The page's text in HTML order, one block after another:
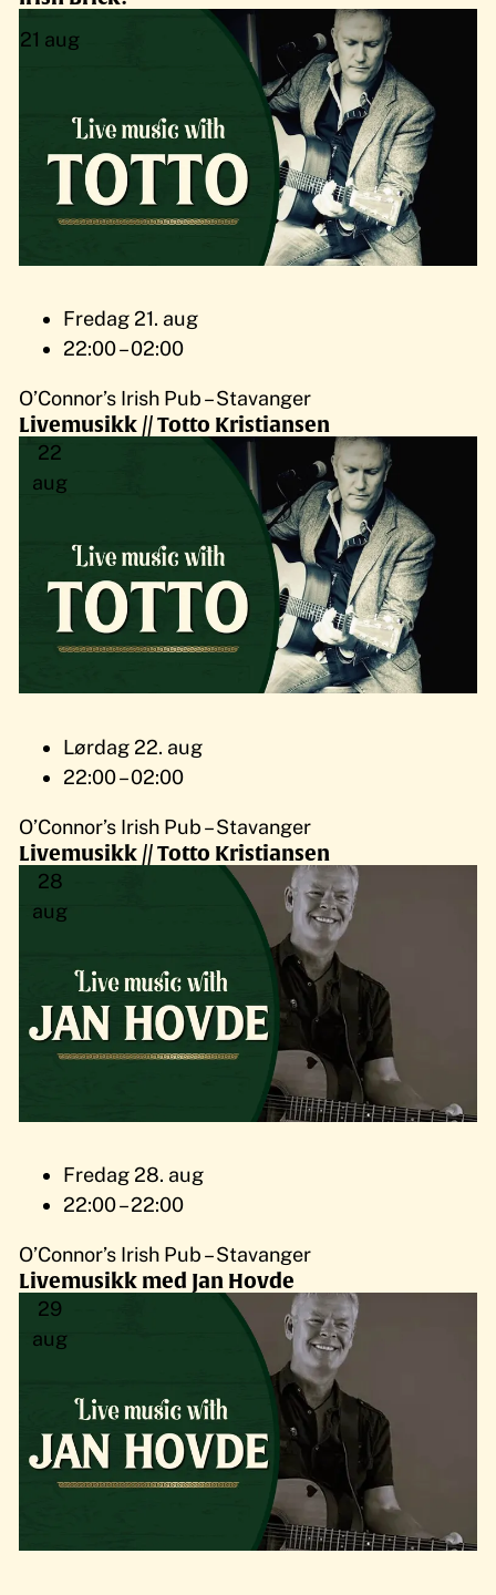
21 aug
Fredag 21. aug
22:00 – 02:00
O’Connor’s Irish Pub – Stavanger
Livemusikk // Totto Kristiansen
22
aug
Lørdag 22. aug
22:00 – 02:00
O’Connor’s Irish Pub – Stavanger
Livemusikk // Totto Kristiansen
28
aug
Fredag 28. aug
22:00 – 22:00
O’Connor’s Irish Pub – Stavanger
Livemusikk med Jan Hovde
29
aug